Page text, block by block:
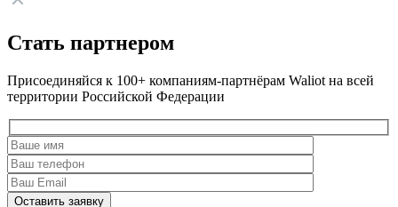
Стать партнером
Присоединяйся к 100+ компаниям-партнёрам Waliot на всей
территории Российской Федерации